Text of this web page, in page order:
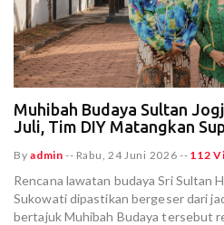
Muhibah Budaya Sultan
Juli, Tim DIY Matangkan
Byadmin -- Rabu, 24 Juni 2026 -- 112
Rencana lawatan budaya Sri Sultan
Sukowati dipastikan bergeser dari
bertajuk Muhibah Budaya tersebut